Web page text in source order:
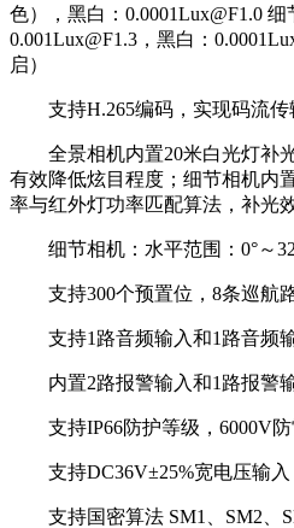
色），黑白：0.0001Lux@F1.0 细
0.001Lux@F1.3，黑白：
启）
支持H.265编码，实现码流传
全景相机内置20米白光灯补光
有效降低炫目程度；细节相机内
率与红外灯功率匹配算法，补光
细节相机：水平范围：0°～
支持300个预置位，8条巡航
支持1路音频输入和1路音频
内置2路报警输入和1路报警
支持IP66防护等级，6000V防
支持DC36V±25%宽电压输入
支持国密算法 SM1、SM2、